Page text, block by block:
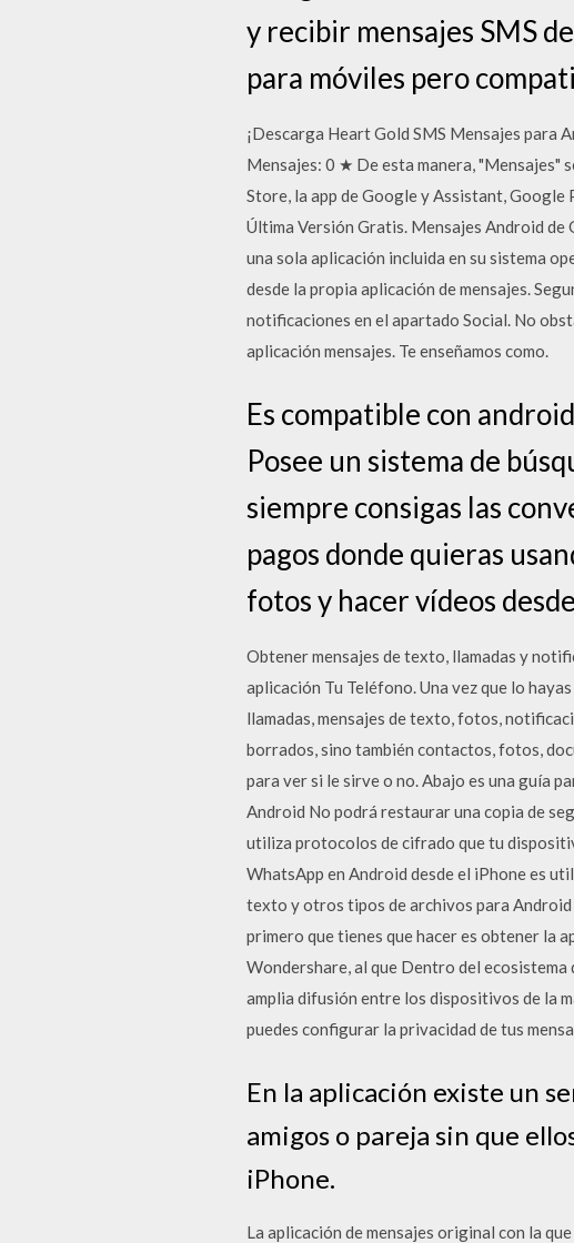
y recibir mensajes SMS
para móviles pero
¡Descarga Heart Gold SMS Mensajes para
Mensajes: 0 ★ De esta manera, "Mensajes"
Store, la app de Google y Assistant,
Última Versión Gratis. Mensajes Android
una sola aplicación incluida en su sistema
desde la propia aplicación de mensajes.
notificaciones en el apartado Social. No
aplicación mensajes. Te enseñamos como.
Es compatible con
Posee un sistema de
siempre consigas las
pagos donde quieras
fotos y hacer vídeos
Obtener mensajes de texto, llamadas y
aplicación Tu Teléfono. Una vez que lo
llamadas, mensajes de texto, fotos,
borrados, sino también contactos, fotos,
para ver si le sirve o no. Abajo es una guía
Android No podrá restaurar una copia de
utiliza protocolos de cifrado que tu
WhatsApp en Android desde el iPhone es
texto y otros tipos de archivos para
primero que tienes que hacer es obtener la
Wondershare, al que Dentro del
amplia difusión entre los dispositivos de la
puedes configurar la privacidad de tus
En la aplicación existe un
amigos o pareja sin que
iPhone.
La aplicación de mensajes original con la